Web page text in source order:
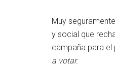
Muy
y social que
campaña para el
a votar.